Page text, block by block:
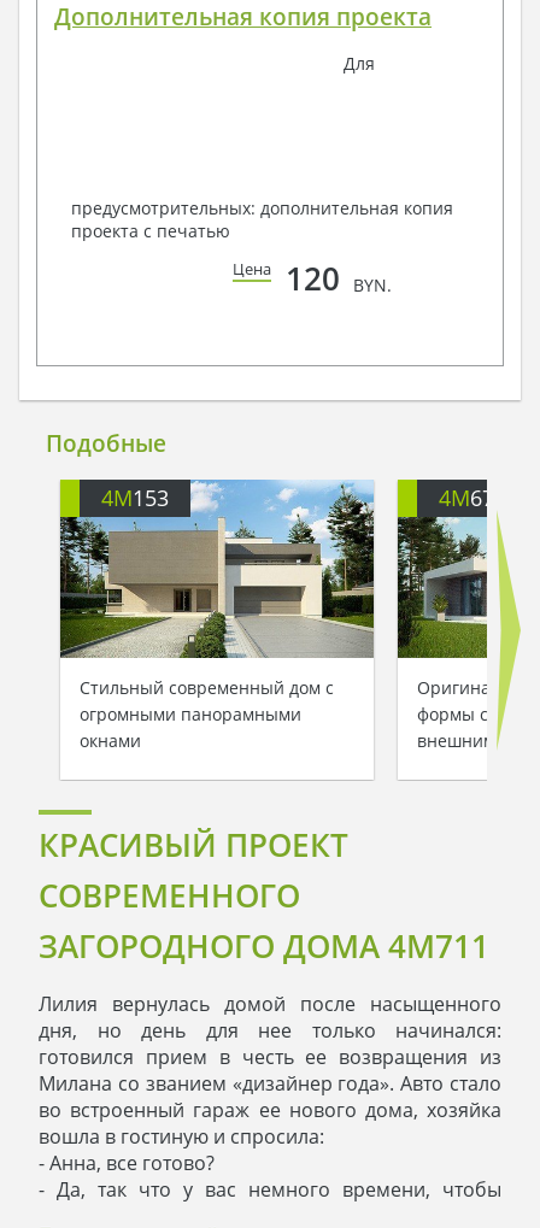
Дополнительная копия проекта
Для
предусмотрительных: дополнительная копия
проекта с печатью
Цена 120 BYN.
Подобные
4M153
Стильный современный дом с
огромными панорамными
окнами
4M675
формы с
внешним
КРАСИВЫЙ ПРОЕКТ
СОВРЕМЕННОГО
ЗАГОРОДНОГО ДОМА 4M711
Лилия вернулась домой после насыщенного
дня, но день для нее только начинался:
готовился прием в честь ее возвращения из
Милана со званием «дизайнер года». Авто стало
во встроенный гараж ее нового дома, хозяйка
вошла в гостиную и спросила:
- Анна, все готово?
- Да, так что у вас немного времени, чтобы